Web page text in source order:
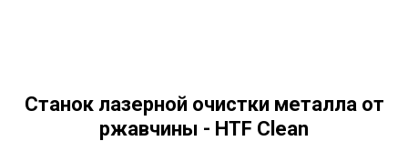
Станок лазерной очистки металла от
ржавчины - HTF Clean